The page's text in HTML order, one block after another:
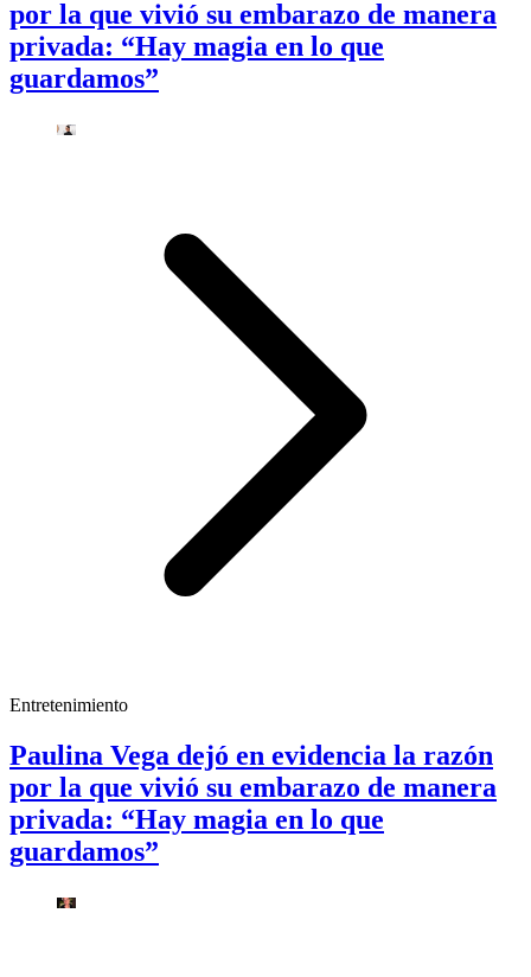
por la que vivió su embarazo de manera
privada: “Hay magia en lo que
guardamos”
Entretenimiento
Paulina Vega dejó en evidencia la razón
por la que vivió su embarazo de manera
privada: “Hay magia en lo que
guardamos”